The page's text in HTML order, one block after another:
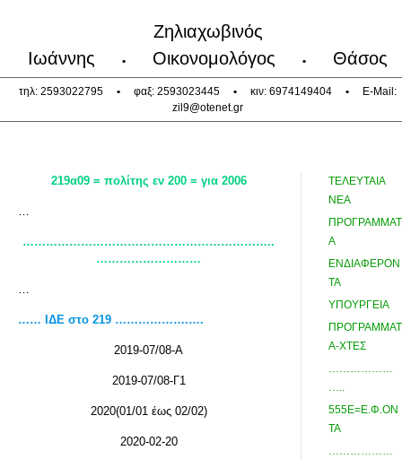
Ζηλιαχωβινός
Ιωάννης
• Οικονομολόγος • Θάσος
τηλ: 2593022795 • φαξ: 2593023445 • κιν: 6974149404 •
E-Mail:
zil9@otenet.gr
219α09 = πολίτης εν 200 = για 2006
…
………………………………………………………..
………………………
…
…… ΙΔΕ στο 219 ……………….….
2019-07/08-Α
2019-07/08-Γ1
2020(01/01 έως 02/02)
2020-02-20
ΤΕΛΕΥΤΑΙΑ
ΝΕΑ
ΠΡΟΓΡΑΜΜΑΤ
Α
ΕΝΔΙΑΦΕΡΟΝ
ΤΑ
ΥΠΟΥΡΓΕΙΑ
ΠΡΟΓΡΑΜΜΑΤ
Α-ΧΤΕΣ
………………
…..
555Ε=Ε.Φ.ΟΝ
ΤΑ
………………